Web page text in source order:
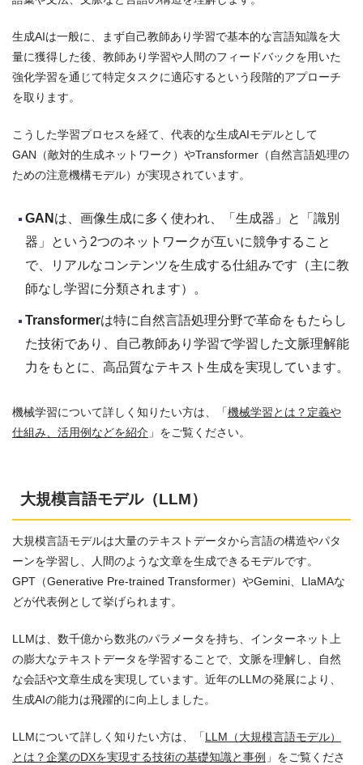
生成AIは一般に、まず自己教師あり学習で基本的な言語知識を大
量に獲得した後、教師あり学習や人間のフィードバックを用いた
強化学習を通じて特定タスクに適応するという段階的アプローチ
を取ります。
こうした学習プロセスを経て、代表的な生成AIモデルとして
GAN（敵対的生成ネットワーク）やTransformer（自然言語処理の
ための注意機構モデル）が実現されています。
GAN は、画像生成に多く使われ、「生成器」と「識別
器」という2つのネットワークが互いに競争すること
で、リアルなコンテンツを生成する仕組みです（主に教
師なし学習に分類されます）。
Transformerは特に自然言語処理分野で革命をもたらし
た技術であり、自己教師あり学習で学習した文脈理解能
力をもとに、高品質なテキスト生成を実現しています。
機械学習について詳しく知りたい方は、「機械学習とは？定義や
仕組み、活用例などを紹介 」をご覧ください。
大規模言語モデル（LLM）
大規模言語モデルは大量のテキストデータから言語の構造やパタ
ーンを学習し、人間のような文章を生成できるモデルです。
GPT（Generative Pre-trained Transformer）やGemini、LlaMAな
どが代表例として挙げられます。
LLMは、数千億から数兆のパラメータを持ち、インターネット上
の膨大なテキストデータを学習することで、文脈を理解し、自然
な会話や文章生成を実現しています。近年のLLMの発展により、
生成AIの能力は飛躍的に向上しました。
LLMについて詳しく知りたい方は、「LLM（大規模言語モデル）
とは？企業のDXを実現する技術の基礎知識と事例 」をご覧くださ